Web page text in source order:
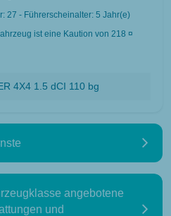
27 - Führerscheinalter: 5 Jahr(e)
ist eine Kaution von 218 ¤
4X4 1.5 dCI 110 bg
angebotene
und